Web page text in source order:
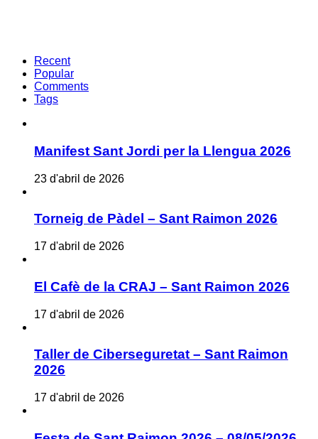
Recent
Popular
Comments
Tags
Manifest Sant Jordi per la Llengua 2026
23 d'abril de 2026
Torneig de Pàdel – Sant Raimon 2026
17 d'abril de 2026
El Cafè de la CRAJ – Sant Raimon 2026
17 d'abril de 2026
Taller de Ciberseguretat – Sant Raimon
2026
17 d'abril de 2026